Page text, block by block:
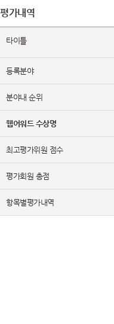
평가내역
타이틀
등록분야
분야내 순위
웹어워드 수상명
최고평가위원 점수
평가회원 총점
항목별평가내역